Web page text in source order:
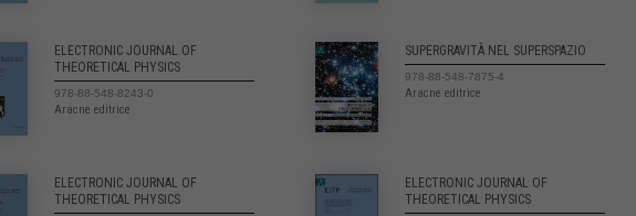
ELECTRONIC JOURNAL OF
THEORETICAL PHYSICS
978-88-548-8243-0
Aracne editrice
SUPERGRAVITÀ NEL SUPERSPAZIO
978-88-548-7875-4
Aracne editrice
ELECTRONIC JOURNAL OF
THEORETICAL PHYSICS
ELECTRONIC JOURNAL OF
THEORETICAL PHYSICS